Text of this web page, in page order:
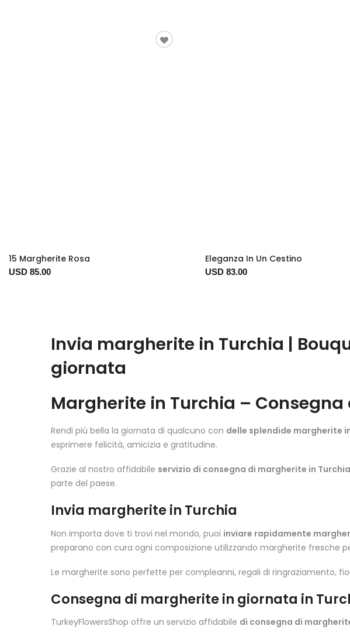
15 Margherite Rosa
USD 85.00
Eleganza In Un Cestino
USD 83.00
Invia margherite in Turchia |
giornata
Margherite in Turchia –
Rendi più bella la giornata di qualcuno con delle splendide margherite
esprimere felicità, amicizia e gratitudine.
Grazie al nostro affidabile servizio di consegna di margherite in Turchia
parte del paese.
Invia margherite in Turchia
Non importa dove ti trovi nel mondo, puoi inviare rapidamente
preparano con cura ogni composizione utilizzando margherite fresche
Le margherite sono perfette per compleanni, regali di ringraziamento,
Consegna di margherite in giornata in
TurkeyFlowersShop offre un servizio affidabile di consegna di